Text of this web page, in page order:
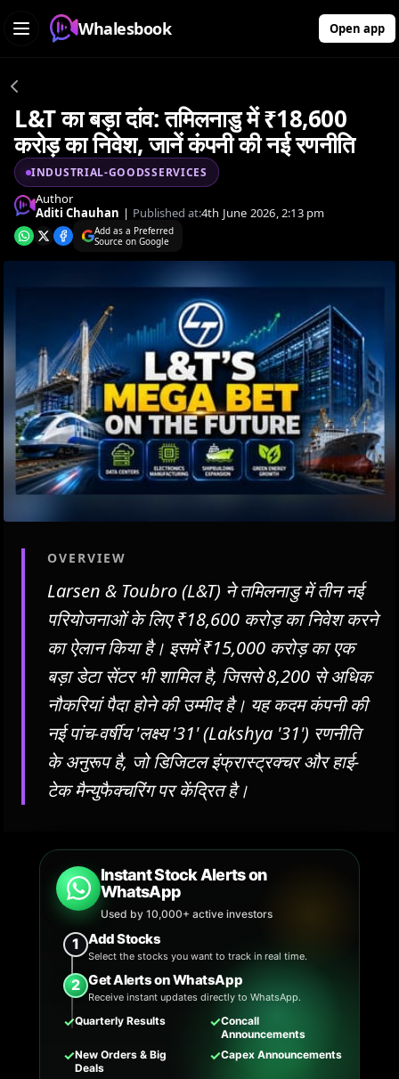
Whalesbook Open app
L&T का बड़ा दांव: तमिलनाडु में ₹18,600
करोड़ का निवेश, जानें कंपनी की नई रणनीति
INDUSTRIAL-GOODSSERVICES
Author
Aditi Chauhan | Published at:4th June 2026, 2:13 pm
Add as a Preferred
Source on Google
OVERVIEW
Larsen & Toubro (L&T) ने तमिलनाडु में तीन नई
परियोजनाओं के लिए ₹18,600 करोड़ का निवेश करने
का ऐलान किया है। इसमें ₹15,000 करोड़ का एक
बड़ा डेटा सेंटर भी शामिल है, जिससे 8,200 से अधिक
नौकरियां पैदा होने की उम्मीद है। यह कदम कंपनी की
नई पांच-वर्षीय 'लक्ष्य '31' (Lakshya '31') रणनीति
के अनुरूप है, जो डिजिटल इंफ्रास्ट्रक्चर और हाई-
टेक मैन्युफैक्चरिंग पर केंद्रित है।
Instant Stock Alerts on
WhatsApp
Used by 10,000+ active investors
1 Add Stocks
Select the stocks you want to track in real time.
2 Get Alerts on WhatsApp
Receive instant updates directly to WhatsApp.
✓Quarterly Results ✓Concall
Announcements
✓New Orders & Big
Deals
✓Capex Announcements